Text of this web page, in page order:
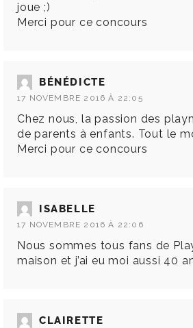
joue ;)
Merci pour ce concours
BÉNÉDICTE
17 NOVEMBRE 2016 À 22:05
Chez nous, la passion des
de parents à enfants. Tout le
Merci pour ce concours
ISABELLE
17 NOVEMBRE 2016 À 22:06
Nous sommes tous fans de
maison et j’ai eu moi aussi 40
CLAIRETTE